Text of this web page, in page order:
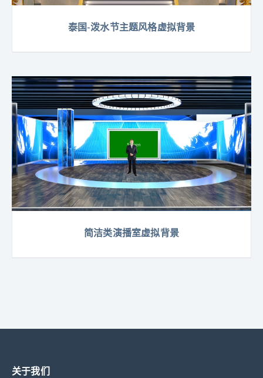
泰国-泼水节主题风格虚拟背景
简洁类演播室虚拟背景
关于我们